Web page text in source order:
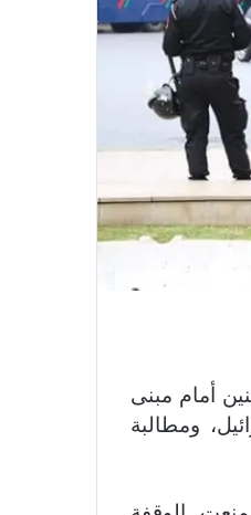
أمام مبنى
ومطالبة